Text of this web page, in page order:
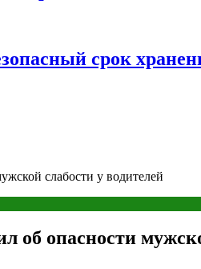
срок
слабости у водителей
об опасности